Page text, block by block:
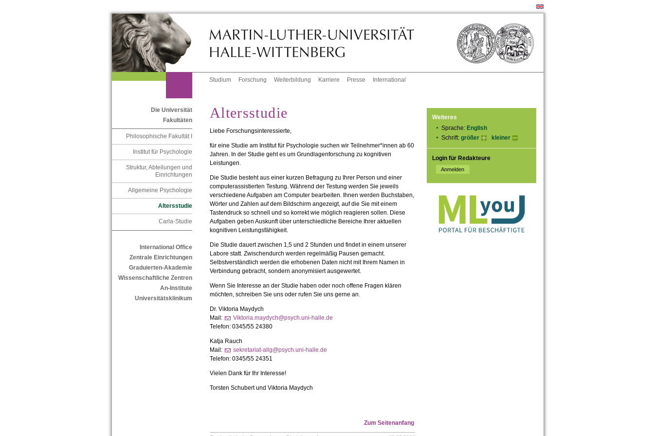
Studium Forschung Weiterbildung Karriere Presse International
Die Universität
Fakultäten
Philosophische Fakultät I
Institut für Psychologie
Struktur, Abteilungen und
Einrichtungen
Allgemeine Psychologie
Altersstudie
Carla-Studie
International Office
Zentrale Einrichtungen
Graduierten-Akademie
Wissenschaftliche Zentren
An-Institute
Universitätsklinikum
Weiteres
Sprache: English
Schrift: größer kleiner
Login für Redakteure
Altersstudie
Liebe Forschungsinteressierte,
für eine Studie am Institut für Psychologie suchen wir Teilnehmer*innen ab 60
Jahren. In der Studie geht es um Grundlagenforschung zu kognitiven
Leistungen.
Die Studie besteht aus einer kurzen Befragung zu Ihrer Person und einer
computerassistierten Testung. Während der Testung werden Sie jeweils
verschiedene Aufgaben am Computer bearbeiten. Ihnen werden Buchstaben,
Wörter und Zahlen auf dem Bildschirm angezeigt, auf die Sie mit einem
Tastendruck so schnell und so korrekt wie möglich reagieren sollen. Diese
Aufgaben geben Auskunft über unterschiedliche Bereiche Ihrer aktuellen
kognitiven Leistungsfähigkeit.
Die Studie dauert zwischen 1,5 und 2 Stunden und findet in einem unserer
Labore statt. Zwischendurch werden regelmäßig Pausen gemacht.
Selbstverständlich werden die erhobenen Daten nicht mit Ihrem Namen in
Verbindung gebracht, sondern anonymisiert ausgewertet.
Wenn Sie Interesse an der Studie haben oder noch offene Fragen klären
möchten, schreiben Sie uns oder rufen Sie uns gerne an.
Dr. Viktoria Maydych
Mail:
Viktoria.maydych@psych.uni-halle.de
Telefon: 0345/55 24380
Katja Rauch
Mail:
sekretariat-allg@psych.uni-halle.de
Telefon: 0345/55 24351
Vielen Dank für Ihr Interesse!
Torsten Schubert und Viktoria Maydych
Zum Seitenanfang